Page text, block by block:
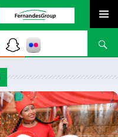
Zoeken